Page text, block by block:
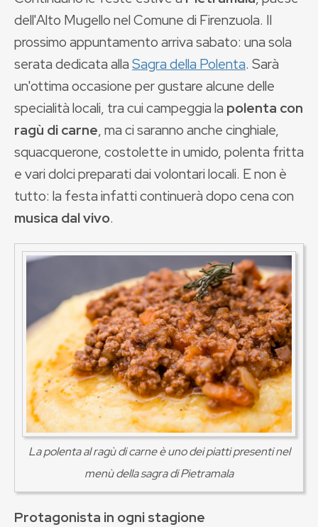
dell'Alto Mugello nel Comune di Firenzuola. Il
prossimo appuntamento arriva sabato: una sola
serata dedicata allaSagra della Polenta. Sarà
un'ottima occasione per gustare alcune delle
specialità locali, tra cui campeggia la polenta con
ragù di carne, ma ci saranno anche cinghiale,
squacquerone, costolette in umido, polenta fritta
e vari dolci preparati dai volontari locali. E non è
tutto: la festa infatti continuerà dopo cena con
musica dal vivo.
La polenta al ragù di carne è uno dei piatti presenti nel
menù della sagra di Pietramala
Protagonista in ogni stagione